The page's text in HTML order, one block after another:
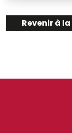
Revenir à